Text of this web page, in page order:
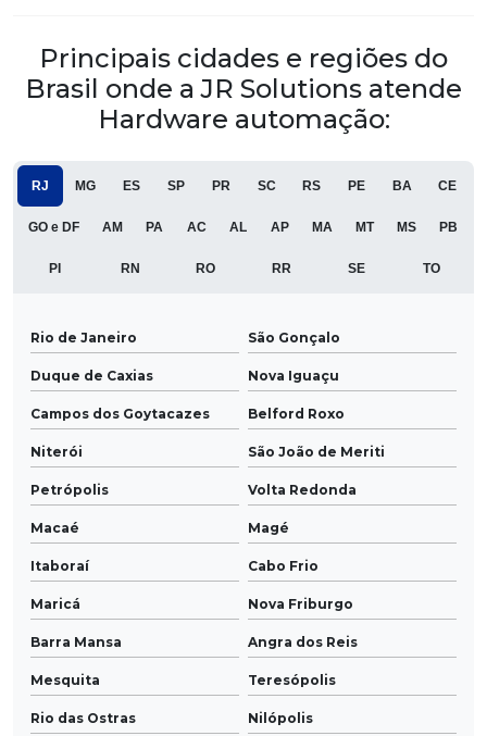
Principais cidades e regiões do
Brasil onde a JR Solutions atende
Hardware automação:
RJ MG ES SP PR SC RS PE BA CE
GO e DF AM PA AC AL AP MA MT MS PB
PI RN RO RR SE TO
Rio de Janeiro São Gonçalo
Duque de Caxias Nova Iguaçu
Campos dos Goytacazes Belford Roxo
Niterói São João de Meriti
Petrópolis Volta Redonda
Macaé Magé
Itaboraí Cabo Frio
Maricá Nova Friburgo
Barra Mansa Angra dos Reis
Mesquita Teresópolis
Rio das Ostras Nilópolis